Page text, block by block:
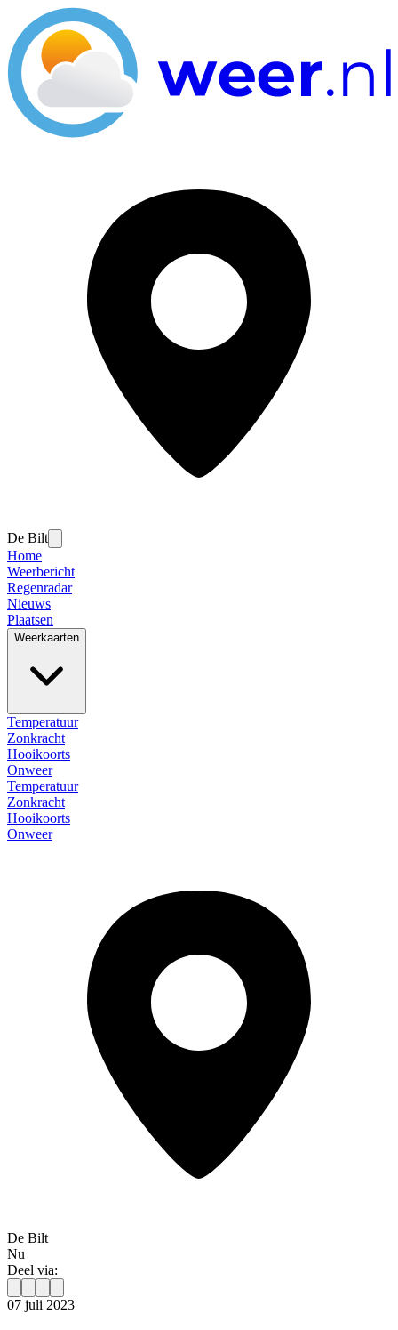
De Bilt
Home
Weerbericht
Regenradar
Nieuws
Plaatsen
Weerkaarten
Temperatuur
Zonkracht
Hooikoorts
Onweer
Temperatuur
Zonkracht
Hooikoorts
Onweer
De Bilt
Nu
Deel via:
07 juli 2023